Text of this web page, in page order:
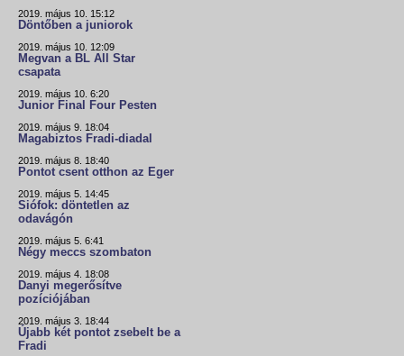
2019. május 10. 15:12
Döntőben a juniorok
2019. május 10. 12:09
Megvan a BL All Star
csapata
2019. május 10. 6:20
Junior Final Four Pesten
2019. május 9. 18:04
Magabiztos Fradi-diadal
2019. május 8. 18:40
Pontot csent otthon az Eger
2019. május 5. 14:45
Siófok: döntetlen az
odavágón
2019. május 5. 6:41
Négy meccs szombaton
2019. május 4. 18:08
Danyi megerősítve
pozíciójában
2019. május 3. 18:44
Újabb két pontot zsebelt be a
Fradi